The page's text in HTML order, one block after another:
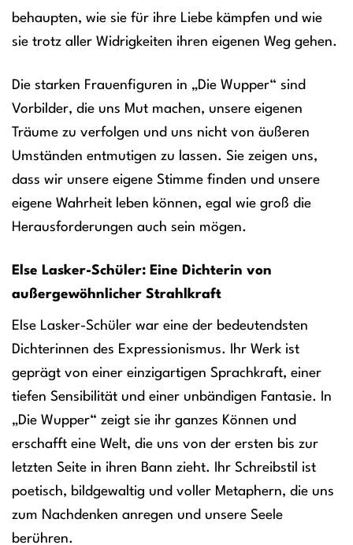
behaupten, wie sie für ihre Liebe kämpfen und wie
sie trotz aller Widrigkeiten ihren eigenen Weg gehen.
Die starken Frauenfiguren in „Die Wupper“ sind
Vorbilder, die uns Mut machen, unsere eigenen
Träume zu verfolgen und uns nicht von äußeren
Umständen entmutigen zu lassen. Sie zeigen uns,
dass wir unsere eigene Stimme finden und unsere
eigene Wahrheit leben können, egal wie groß die
Herausforderungen auch sein mögen.
Else Lasker-Schüler: Eine Dichterin von
außergewöhnlicher Strahlkraft
Else Lasker-Schüler war eine der bedeutendsten
Dichterinnen des Expressionismus. Ihr Werk ist
geprägt von einer einzigartigen Sprachkraft, einer
tiefen Sensibilität und einer unbändigen Fantasie. In
„Die Wupper“ zeigt sie ihr ganzes Können und
erschafft eine Welt, die uns von der ersten bis zur
letzten Seite in ihren Bann zieht. Ihr Schreibstil ist
poetisch, bildgewaltig und voller Metaphern, die uns
zum Nachdenken anregen und unsere Seele
berühren.